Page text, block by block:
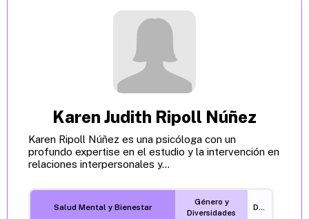
Karen Judith Ripoll Núñez
Karen Ripoll Núñez es una psicóloga con un
profundo expertise en el estudio y la intervención en
relaciones interpersonales y...
Salud Mental y Bienestar
Género y
Diversidades
Desigualdades